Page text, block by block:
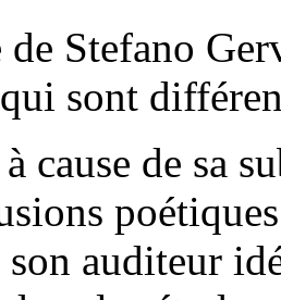
Stefano
sont
cause de sa
son auditeur